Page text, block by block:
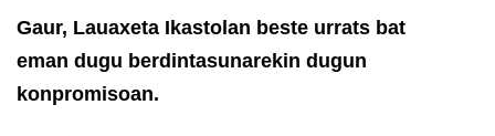
Gaur, Lauaxeta Ikastolan beste urrats bat
eman dugu berdintasunarekin dugun
konpromisoan.